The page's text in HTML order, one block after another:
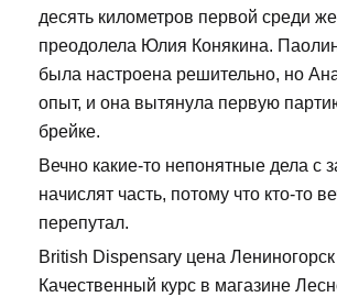
десять километров первой среди
преодолела Юлия Конякина.
была настроена решительно, но
опыт, и она вытянула первую
брейке.
Вечно какие-то непонятные дела с
начислят часть, потому что кто-то
перепутал.
British Dispensary цена
Качественный курс в магазине